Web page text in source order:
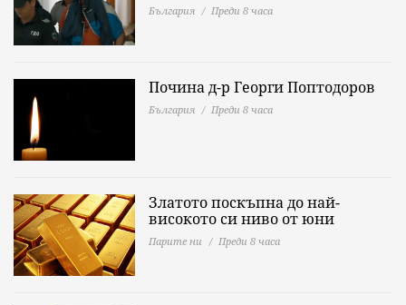
България Преди 8 часа
Почина д-р Георги Поптодоров
България Преди 8 часа
Златото поскъпна до най-
високото си ниво от юни
Парите ни Преди 8 часа